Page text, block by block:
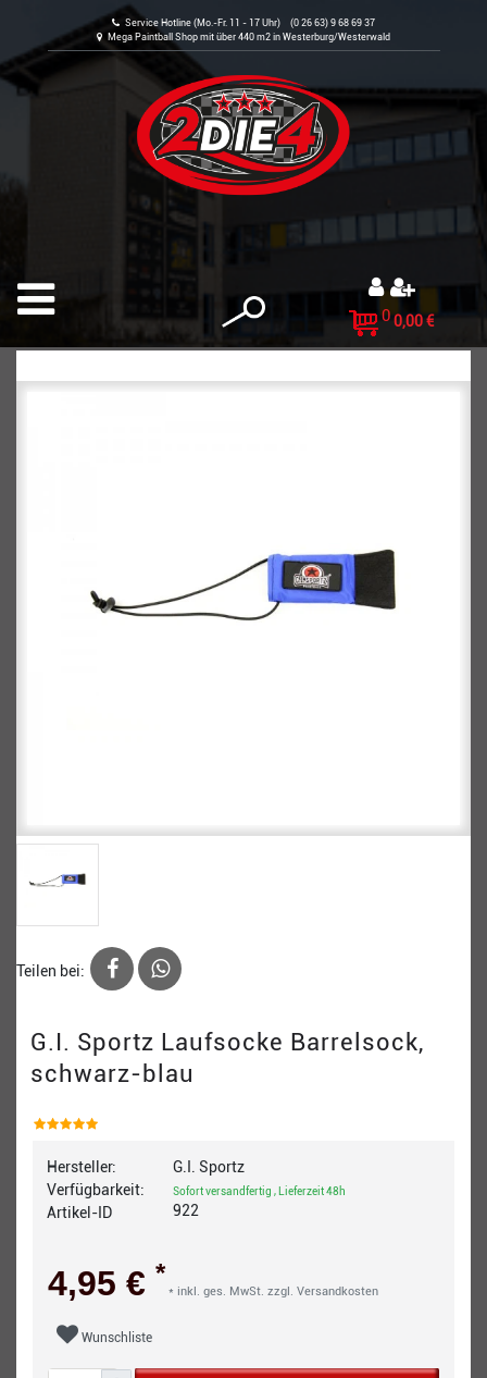
Service Hotline (Mo.-Fr. 11 - 17 Uhr) (0 26 63) 9 68 69 37
Mega Paintball Shop mit über 440 m2 in Westerburg/Westerwald
0 0,00 €
Teilen bei:
G.I. Sportz Laufsocke Barrelsock,
schwarz-blau
Hersteller:
Verfügbarkeit:
Artikel-ID
G.I. Sportz
Sofort versandfertig , Lieferzeit 48h
922
4,95 € *
* inkl. ges. MwSt. zzgl. Versandkosten
Wunschliste